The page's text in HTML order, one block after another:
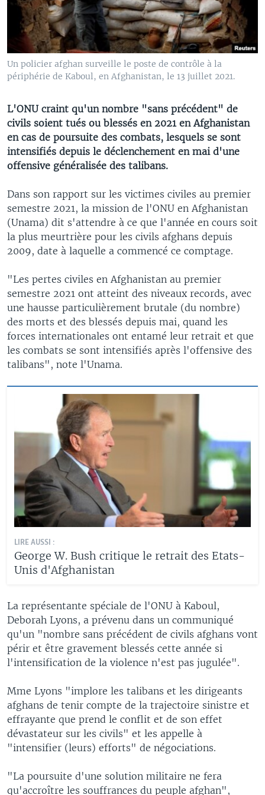
Un policier afghan surveille le poste de contrôle à la
périphérie de Kaboul, en Afghanistan, le 13 juillet 2021.
L'ONU craint qu'un nombre "sans précédent" de
civils soient tués ou blessés en 2021 en Afghanistan
en cas de poursuite des combats, lesquels se sont
intensifiés depuis le déclenchement en mai d'une
offensive généralisée des talibans.
Dans son rapport sur les victimes civiles au premier
semestre 2021, la mission de l'ONU en Afghanistan
(Unama) dit s'attendre à ce que l'année en cours soit
la plus meurtrière pour les civils afghans depuis
2009, date à laquelle a commencé ce comptage.
"Les pertes civiles en Afghanistan au premier
semestre 2021 ont atteint des niveaux records, avec
une hausse particulièrement brutale (du nombre)
des morts et des blessés depuis mai, quand les
forces internationales ont entamé leur retrait et que
les combats se sont intensifiés après l'offensive des
talibans", note l'Unama.
LIRE AUSSI :
George W. Bush critique le retrait des Etats-
Unis d'Afghanistan
La représentante spéciale de l'ONU à Kaboul,
Deborah Lyons, a prévenu dans un communiqué
qu'un "nombre sans précédent de civils afghans vont
périr et être gravement blessés cette année si
l'intensification de la violence n'est pas jugulée".
Mme Lyons "implore les talibans et les dirigeants
afghans de tenir compte de la trajectoire sinistre et
effrayante que prend le conflit et de son effet
dévastateur sur les civils" et les appelle à
"intensifier (leurs) efforts" de négociations.
"La poursuite d'une solution militaire ne fera
qu'accroître les souffrances du peuple afghan",